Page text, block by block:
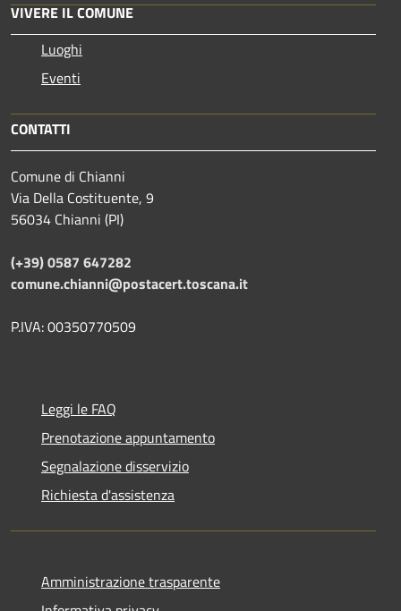
VIVERE IL COMUNE
Luoghi
Eventi
CONTATTI
Comune di Chianni
Via Della Costituente, 9
56034 Chianni (PI)
(+39) 0587 647282
comune.chianni@postacert.toscana.it
P.IVA: 00350770509
Leggi le FAQ
Prenotazione appuntamento
Segnalazione disservizio
Richiesta d'assistenza
Amministrazione trasparente